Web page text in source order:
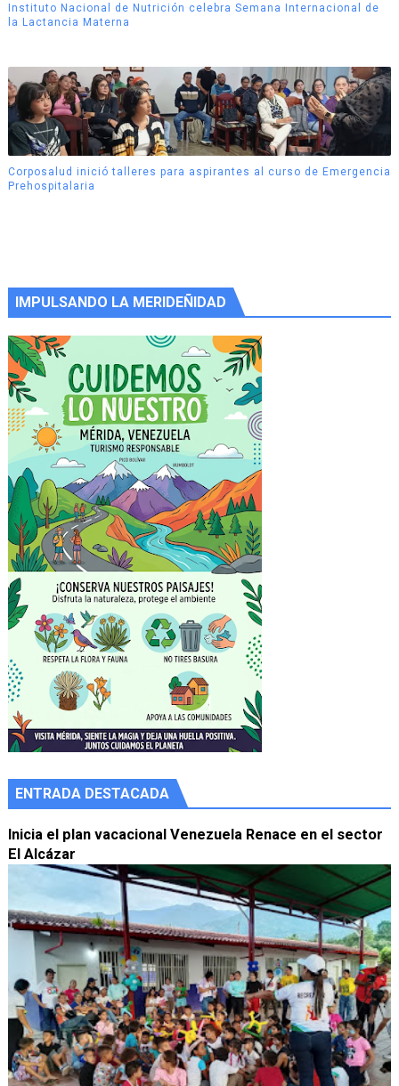
Instituto Nacional de Nutrición celebra Semana Internacional de
la Lactancia Materna
Corposalud inició talleres para aspirantes al curso de Emergencia
Prehospitalaria
IMPULSANDO LA MERIDEÑIDAD
ENTRADA DESTACADA
Inicia el plan vacacional Venezuela Renace en el sector
El Alcázar